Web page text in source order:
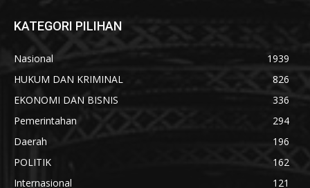
KATEGORI PILIHAN
Nasional
1939
HUKUM DAN KRIMINAL
826
EKONOMI DAN BISNIS
336
Pemerintahan
294
Daerah
196
POLITIK
162
Internasional
121